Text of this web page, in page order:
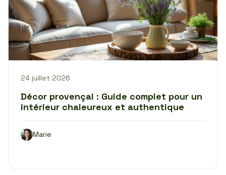
24 juillet 2026
Décor provençal : Guide complet pour un
intérieur chaleureux et authentique
Marie